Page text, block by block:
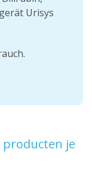
Urisys
producten je